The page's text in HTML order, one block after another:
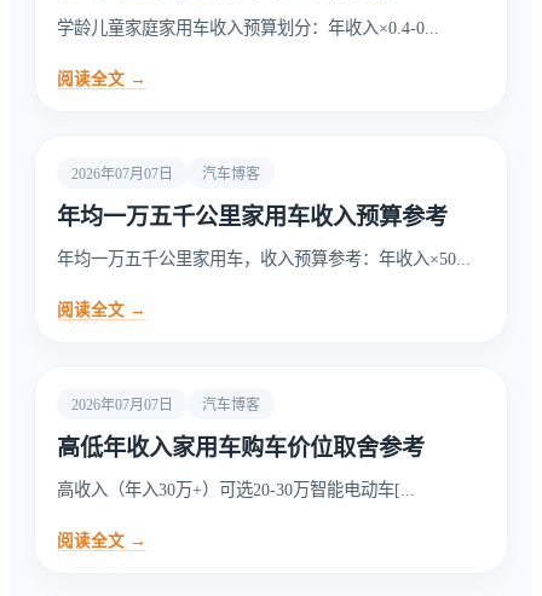
学龄儿童家庭家用车收入预算划分：年收入×0.4-0...
阅读全文 →
2026年07月07日 汽车博客
年均一万五千公里家用车收入预算参考
年均一万五千公里家用车，收入预算参考：年收入×50...
阅读全文 →
2026年07月07日 汽车博客
高低年收入家用车购车价位取舍参考
高收入（年入30万+）可选20-30万智能电动车[...
阅读全文 →